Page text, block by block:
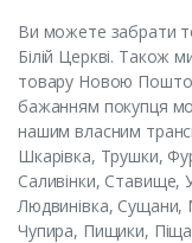
Ви можете забрати
Білій Церкві. Також
товару Новою
бажанням покупця
нашим власним
Шкарівка, Трушки,
Саливінки, Ставище,
Людвинівка, Сущани,
Чупира, Пищики,